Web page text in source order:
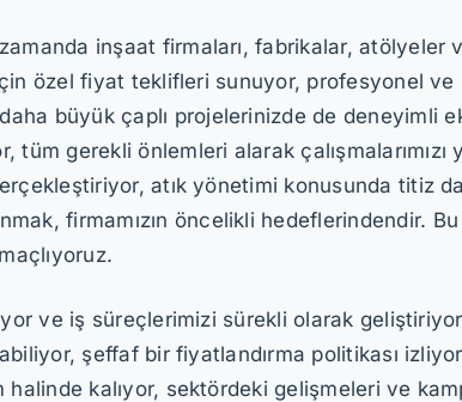
inşaat firmaları, fabrikalar,
özel fiyat teklifleri sunuyor, profesyonel ve
büyük çaplı projelerinizde de deneyimli
gerekli önlemleri alarak
atık yönetimi konusunda titiz
firmamızın öncelikli hedeflerindendir.
ve iş süreçlerimizi sürekli olarak
şeffaf bir fiyatlandırma politikası
kalıyor, sektördeki gelişmeleri ve